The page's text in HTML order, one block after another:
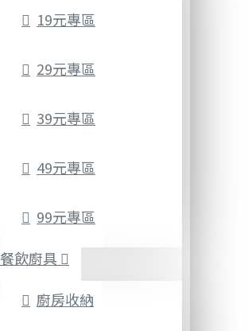
19元專區
29元專區
39元專區
49元專區
99元專區
餐飲廚具
廚房收納